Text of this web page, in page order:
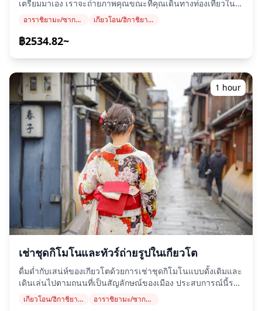
[]
(https://assets.hldycdn.com/experiences/
(https://assets.hldycdn.com/experiences/
[]
(https://assets.hldycdn.com/experiences/
เตรียมมาเอง เราจะถ่ายภาพคุณขณะที่คุณเดินทางท่องเที่ยวใน
เกียวโตอย่างสบายๆ โปรแกรมนี้จะถ่ายภาพโดยไกด์ด้วยกล้อง
ทางท่องเที่ยวในเกียวโตอย่างสบายๆ Shooting location can be
สถานที่เงียบสงบและเป็นสัญลักษณ์ที่มีไผ่สูงตระหง่าน เหมาะ
สำหรับการถ่ายภาพธรรมชาติที่ลึกลับ 2) Kiyomizu-dera
(Kiyomizu Temple): A historic landmark with stunning
views of Kyoto from its famous wooden stage.
Surrounded by seasonal beauty, it’s perfect for capturing
iconic และ culturally rich moments. 3) Gion District: The
heart of Kyoto’s traditional culture, with historic streets
และ machiya houses, ideal for authentic และ nostalgic
photos. 4) Fushimi Inari Taisha: Famous for its thousands
of vibrant red torii gates, offering a dynamic และ
spiritual backdrop. ■ข้อมูลสำคัญ: ・ในวันถ่ายภาพ เราจะ
ถ่ายภาพด้วยกล้องฟิล์มที่นักท่องเที่ยวเตรียมมา (โปรดเตรียม
กล้องฟิล์มของคุณเองล่วงหน้า) ・Regardless of the number
of films, the shooting time is one hour. (Depending on
the situation, it may not be possible to take all the
pictures within the time limit.) ・The film development
และ data conversion will be done by the traveler. ・No
correction work หรือ cosmetic correction will be
performed. ・เนื่องจากเป็นฟิล์ม ภาพถ่ายไม่สามารถตรวจสอบ
ได้ทันทีหลังจากการถ่าย. Therefore, มีความเป็นไปได้ที่ภาพ
เบลอหรือภาพที่มืดเกินไปอาจรวมอยู่ด้วย. โปรดเข้าใจในเรื่องนี้
อาราชิยามะ/ซากาโน เกียวโอน/ฮิกาชิยามะ (วัดคิโยมิซุ, ศาลเจ้ายาซากะ, ศาลเจ้าเฮอัน)
฿2534.82~
1 hour
เช่าชุดกิโมโนและทัวร์ถ่ายรูปในเกียวโต
ดื่มด่ำกับเสน่ห์ของเกียวโตด้วยการเช่าชุดกิโมโนแบบดั้งเดิมและ
เดินเล่นไปตามถนนที่เป็นสัญลักษณ์ของเมือง ประสบการณ์นี้รวม
ถึงช่างภาพมืออาชีพที่จะจับภาพการเดินทางของคุณ สร้างความ
เกียวโอน/ฮิกาชิยามะ (วัดคิโยมิซุ, ศาลเจ้ายาซากะ, ศาลเจ้าเฮอัน) อาราชิยามะ/ซากาโน